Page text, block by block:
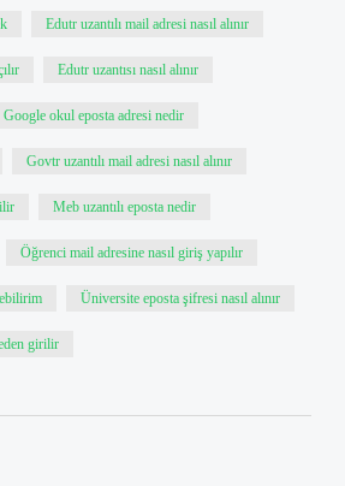
Edutr uzantılı mail adresi nasıl alınır
Edutr uzantısı nasıl alınır
Google okul eposta adresi nedir
Govtr uzantılı mail adresi nasıl alınır
Meb uzantılı eposta nedir
Öğrenci mail adresine nasıl giriş yapılır
Üniversite eposta şifresi nasıl alınır
girilir